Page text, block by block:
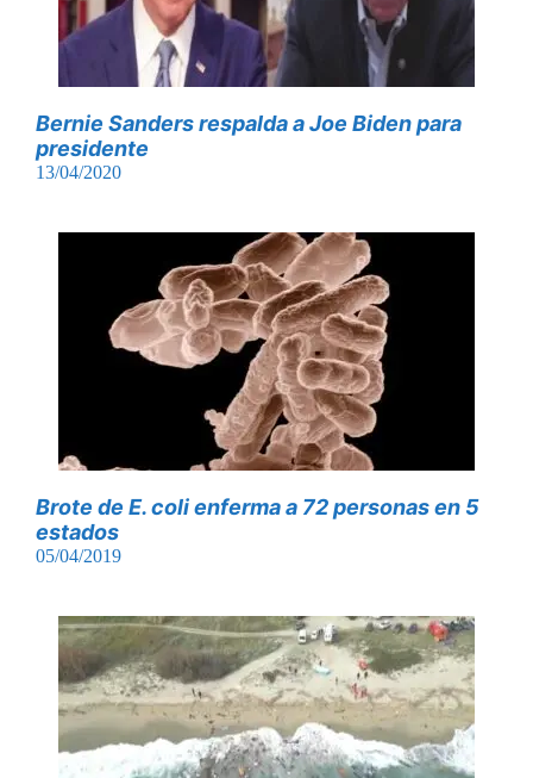
Bernie Sanders respalda a Joe Biden para
presidente
13/04/2020
Brote de E. coli enferma a 72 personas en 5
estados
05/04/2019